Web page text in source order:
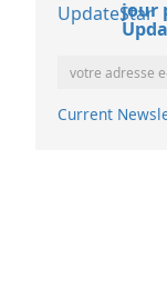
jour
Current